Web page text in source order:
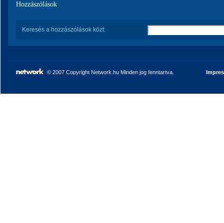
Hozzászólások
Keresés a hozzászólások közt:
© 2007 Copyright Network.hu Minden jog fenntartva.